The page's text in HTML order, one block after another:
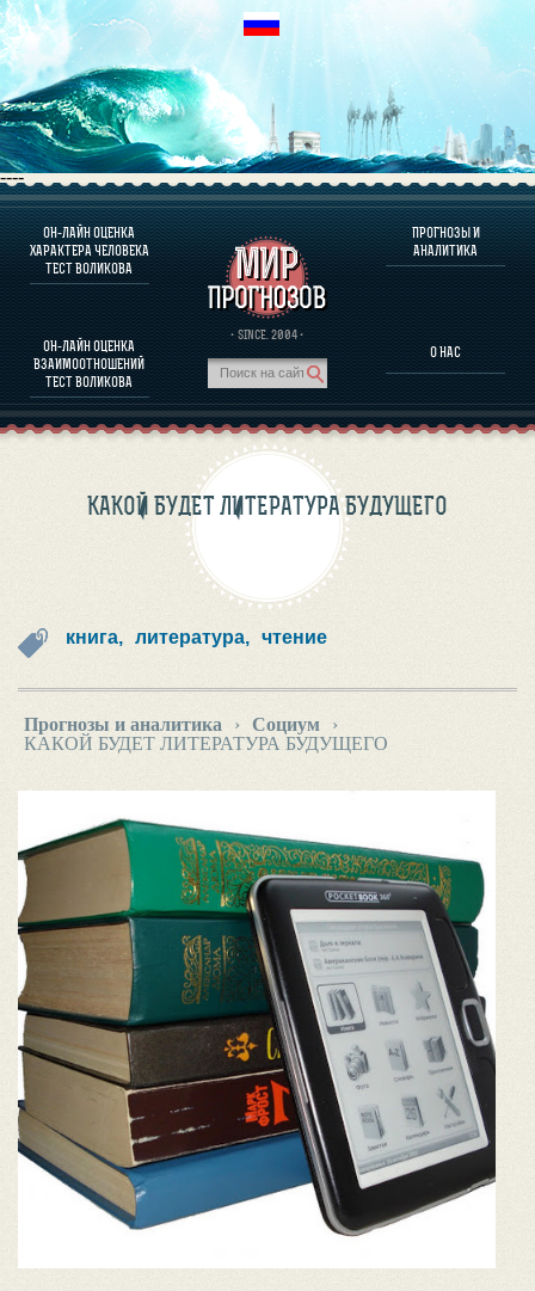
----
ОН-ЛАЙН ОЦЕНКА
ХАРАКТЕРА ЧЕЛОВЕКА
ТЕСТ ВОЛИКОВА
ОН-ЛАЙН ОЦЕНКА
ВЗАИМООТНОШЕНИЙ
ТЕСТ ВОЛИКОВА
· SINCE. 2004 ·
ПРОГНОЗЫ И
АНАЛИТИКА
О НАС
О ПРОГРАММЕ
ОЦЕНКА ХАРАКТЕРA ЧЕЛОВЕКА
ОЦЕНКА ХАРАКТЕРА ВЫДАЮЩИХСЯ ЛИЧНОСТЕЙ
О ПРОГРАММЕ
ПРОГНОЗЫ И АНАЛИТИКА
КАКОЙ БУДЕТ ЛИТЕРАТУРА БУДУЩЕГО
книга, литература, чтение
Прогнозы и аналитика › Социум
›
КАКОЙ БУДЕТ ЛИТЕРАТУРА БУДУЩЕГО